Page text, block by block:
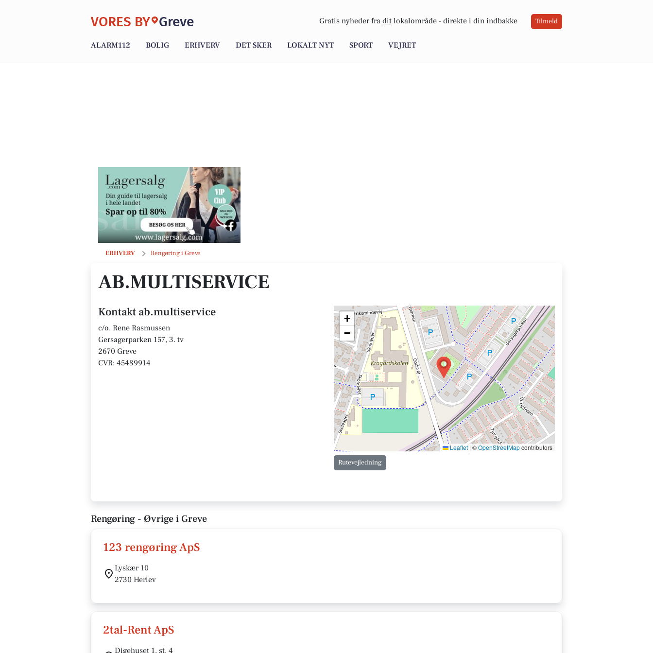
VORES BY Greve Gratis nyheder fra dit lokalområde - direkte i din indbakke Tilmeld
ALARM112 BOLIG ERHVERV DET SKER LOKALT NYT SPORT VEJRET
ERHVERV Rengøring i Greve
ab.multiservice
AB.MULTISERVICE
Kontakt ab.multiservice
c/o. Rene Rasmussen
Gersagerparken 157, 3. tv
2670 Greve
CVR: 45489914
+
−
Leaflet | ©OpenStreetMapcontributors
Rutevejledning
Rengøring - Øvrige i Greve
123 rengøring ApS
Lyskær 10
2730 Herlev
2tal-Rent ApS
Digehuset 1, st. 4